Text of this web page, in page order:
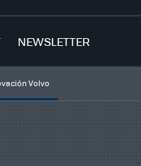
NEWSLETTER
Volvo